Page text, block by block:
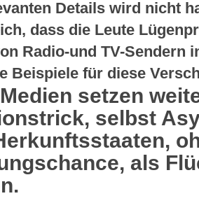
Details wird nicht
dass die Leute
Radio-und TV-Sendern
Beispiele für diese
setzen
selbst
als